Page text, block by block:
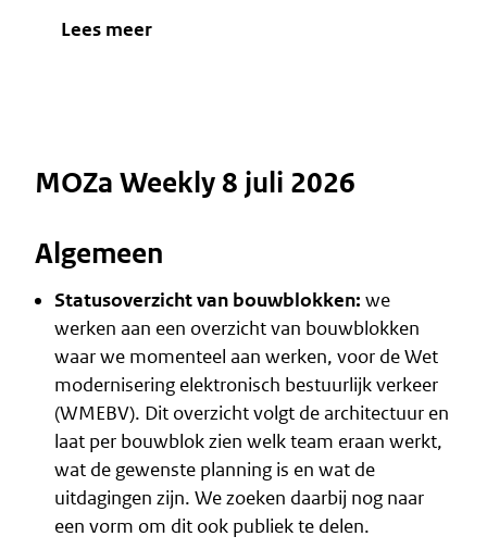
Lees meer
MOZa Weekly 8 juli 2026
Algemeen
Statusoverzicht van bouwblokken: we
werken aan een overzicht van bouwblokken
waar we momenteel aan werken, voor de Wet
modernisering elektronisch bestuurlijk verkeer
(WMEBV). Dit overzicht volgt de architectuur en
laat per bouwblok zien welk team eraan werkt,
wat de gewenste planning is en wat de
uitdagingen zijn. We zoeken daarbij nog naar
een vorm om dit ook publiek te delen.